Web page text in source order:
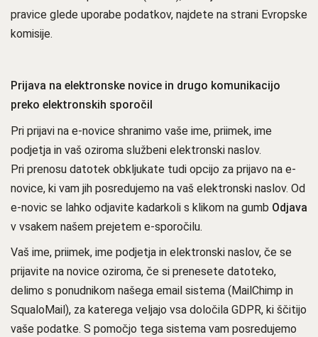
pravice glede uporabe podatkov, najdete na strani Evropske
komisije.
Prijava na elektronske novice in drugo komunikacijo
preko elektronskih sporočil
Pri prijavi na e-novice shranimo vaše ime, priimek, ime
podjetja in vaš oziroma službeni elektronski naslov.
Pri prenosu datotek obkljukate tudi opcijo za prijavo na e-
novice, ki vam jih posredujemo na vaš elektronski naslov. Od
e-novic se lahko odjavite kadarkoli s klikom na gumb Odjava
v vsakem našem prejetem e-sporočilu.
Vaš ime, priimek, ime podjetja in elektronski naslov, če se
prijavite na novice oziroma, če si prenesete datoteko,
delimo s ponudnikom našega email sistema (MailChimp in
SqualoMail), za katerega veljajo vsa določila GDPR, ki ščitijo
vaše podatke. S pomočjo tega sistema vam posredujemo